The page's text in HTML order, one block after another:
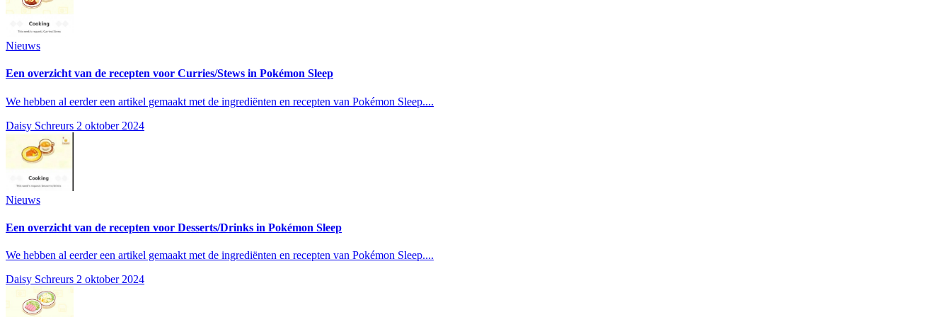
Nieuws
Een overzicht van de recepten voor Curries/Stews in Pokémon Sleep
We hebben al eerder een artikel gemaakt met de ingrediënten en recepten van Pokémon Sleep....
Daisy Schreurs 2 oktober 2024
Nieuws
Een overzicht van de recepten voor Desserts/Drinks in Pokémon Sleep
We hebben al eerder een artikel gemaakt met de ingrediënten en recepten van Pokémon Sleep....
Daisy Schreurs 2 oktober 2024